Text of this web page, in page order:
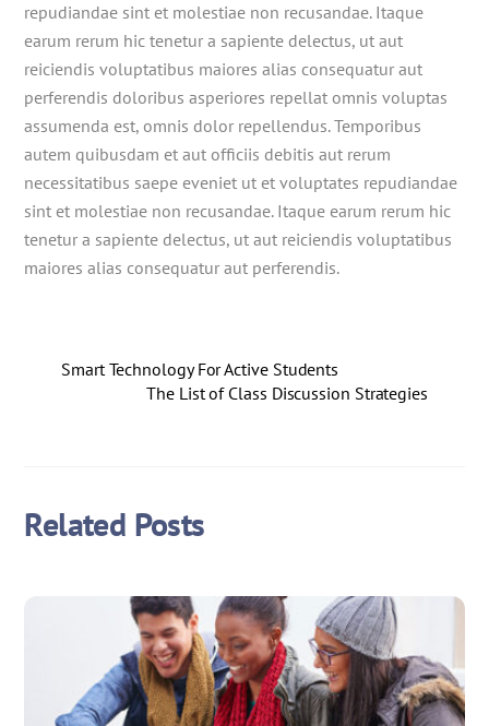
repudiandae sint et molestiae non recusandae. Itaque
earum rerum hic tenetur a sapiente delectus, ut aut
reiciendis voluptatibus maiores alias consequatur aut
perferendis doloribus asperiores repellat omnis voluptas
assumenda est, omnis dolor repellendus. Temporibus
autem quibusdam et aut officiis debitis aut rerum
necessitatibus saepe eveniet ut et voluptates repudiandae
sint et molestiae non recusandae. Itaque earum rerum hic
tenetur a sapiente delectus, ut aut reiciendis voluptatibus
maiores alias consequatur aut perferendis.
Smart Technology For Active Students
The List of Class Discussion Strategies
Related Posts